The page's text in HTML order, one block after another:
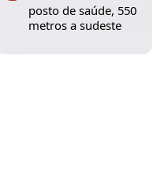
posto de saúde, 550
metros a sudeste